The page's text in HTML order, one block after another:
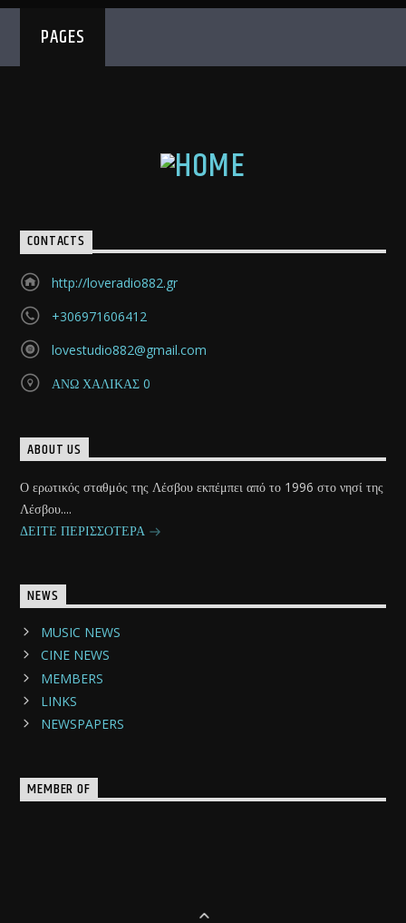
PAGES
CONTACTS
http://loveradio882.gr
+306971606412
lovestudio882@gmail.com
ΑΝΩ ΧΑΛΙΚΑΣ 0
ABOUT US
Ο ερωτικός σταθμός της Λέσβου εκπέμπει από το 1996 στο νησί της
Λέσβου....
ΔΕΙΤΕ ΠΕΡΙΣΣΟΤΕΡΑ
NEWS
MUSIC NEWS
CINE NEWS
MEMBERS
LINKS
NEWSPAPERS
MEMBER OF